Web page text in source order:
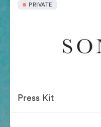
PRIVATE
Press Kit